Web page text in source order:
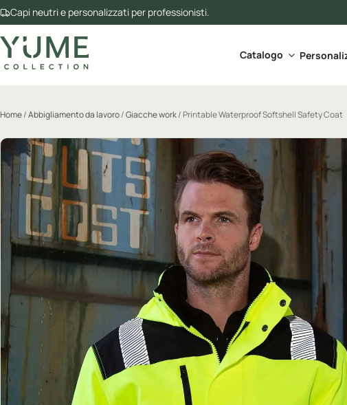
Capi neutri e personalizzati per professionisti.
Catalogo Apri le
Home/Abbigliamento da lavoro/Giacche work/ Printable Waterproof Softshell Safety Coat